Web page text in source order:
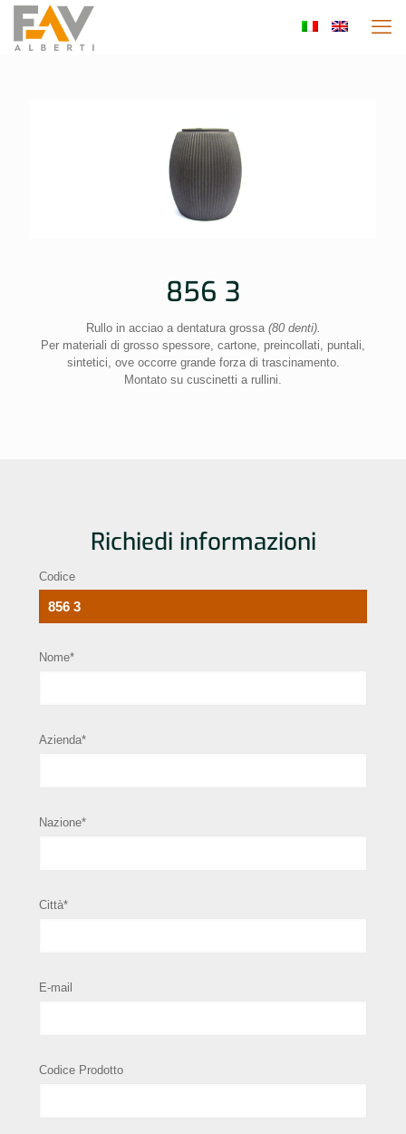
856 3
Rullo in acciao a dentatura grossa(80 denti).
Per materiali di grosso spessore, cartone, preincollati, puntali,
sintetici, ove occorre grande forza di trascinamento.
Montato su cuscinetti a rullini.
Richiedi informazioni
Codice
Nome*
Azienda*
Nazione*
Città*
E-mail
Codice Prodotto